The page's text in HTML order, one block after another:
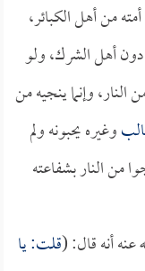
من أهل الكبائر،
دون أهل الشرك، ولو
النار، وإنما ينجيه من
وغيره يحبونه ولم
من النار بشفاعته
عنه أنه قال: (قلت: يا